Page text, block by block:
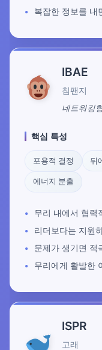
복잡한 정보를 내
IBAE
침팬지
네트워킹
핵심 특성
포용적 결정 뒤
에너지 분출
무리 내에서 협력
리더보다는 지원
문제가 생기면 적
무리에게 활발한
ISPR
고래